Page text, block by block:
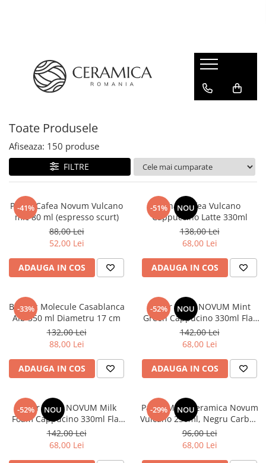
Căni & Cești
Pahare Ceramica Senso Novum
Toate Produsele
Afiseaza: 150 produse
FILTRE
-41%
Pahar Cafea Novum Vulcano
mic 80 ml (espresso scurt)
88,00 Lei
52,00 Lei
ADAUGA IN COS
-51% NOU
Pahar Cafea Vulcano
Cappuccino Latte 330ml
138,00 Lei
68,00 Lei
ADAUGA IN COS
-33%
Bol Mic Molecule Casablanca
Alb 350 ml Diametru 17 cm
132,00 Lei
88,00 Lei
ADAUGA IN COS
-52% NOU
Pahar cafea NOVUM Mint
Green Cappucino 330ml Flat
White, Latte
142,00 Lei
68,00 Lei
ADAUGA IN COS
-52% NOU
Pahar cafea NOVUM Milk
Foam Cappucino 330ml Flat
White, Latte (culoare Alb Mat
Foam)
142,00 Lei
68,00 Lei
-29% NOU
Pahar Mare Ceramica Novum
Vulcano 250ml, Negru Carbon
Mat (Cappuccino, Flat White,
Latte)
96,00 Lei
68,00 Lei